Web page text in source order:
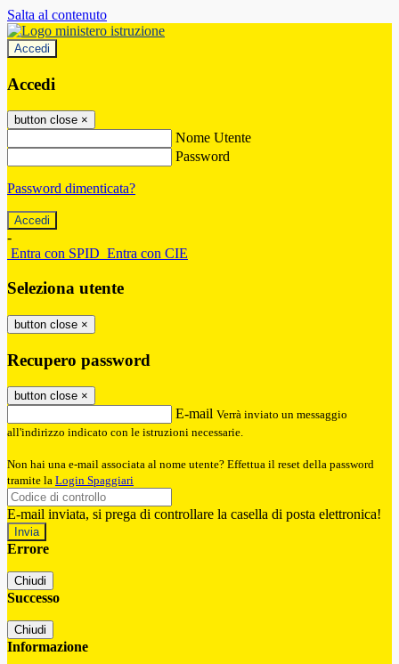
Salta al contenuto
Accedi
Accedi
button close ×
Nome Utente
Password
Password dimenticata?
-
Entra con SPID Entra con CIE
Seleziona utente
button close ×
Recupero password
button close ×
E-mail Verrà inviato un messaggio
all'indirizzo indicato con le istruzioni necessarie.
Non hai una e-mail associata al nome utente? Effettua il reset della password
tramite la Login Spaggiari
E-mail inviata, si prega di controllare la casella di posta elettronica!
Errore
Chiudi
Successo
Chiudi
Informazione